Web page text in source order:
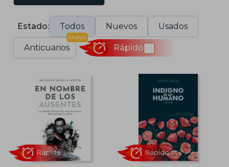
Estado: Todos Nuevos Usados
Anticuarios
Nuevo
Rápido